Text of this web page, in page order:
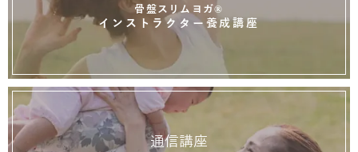
骨盤スリムヨガ®
インストラクター養成講座
通信講座